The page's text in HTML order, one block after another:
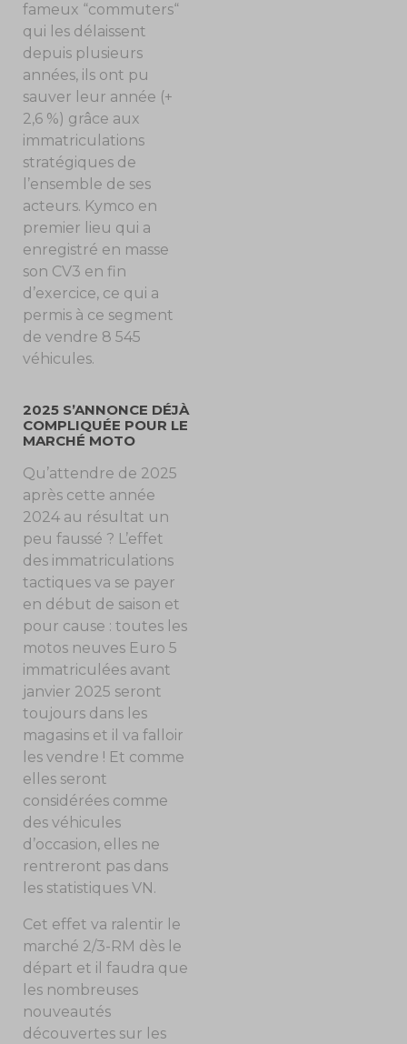
fameux “commuters“
qui les délaissent
depuis plusieurs
années, ils ont pu
sauver leur année (+
2,6 %) grâce aux
immatriculations
stratégiques de
l’ensemble de ses
acteurs. Kymco en
premier lieu qui a
enregistré en masse
son CV3 en fin
d’exercice, ce qui a
permis à ce segment
de vendre 8 545
véhicules.
2025 S’ANNONCE DÉJÀ
COMPLIQUÉE POUR LE
MARCHÉ MOTO
Qu’attendre de 2025
après cette année
2024 au résultat un
peu faussé ? L’effet
des immatriculations
tactiques va se payer
en début de saison et
pour cause : toutes les
motos neuves Euro 5
immatriculées avant
janvier 2025 seront
toujours dans les
magasins et il va falloir
les vendre ! Et comme
elles seront
considérées comme
des véhicules
d’occasion, elles ne
rentreront pas dans
les statistiques VN.
Cet effet va ralentir le
marché 2/3-RM dès le
départ et il faudra que
les nombreuses
nouveautés
découvertes sur les